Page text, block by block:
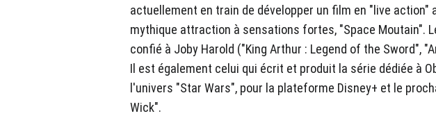
actuellement en train de développer un film en "live action"
mythique attraction à sensations fortes, "Space Moutain".
confié à Joby Harold ("King Arthur : Legend of the Sword",
Il est également celui qui écrit et produit la série dédiée à
l'univers "Star Wars", pour la plateforme Disney+ et le
Wick".